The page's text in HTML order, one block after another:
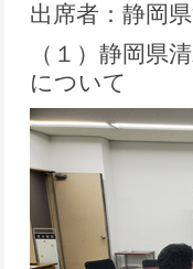
出席者：静岡
（１）静岡県
について